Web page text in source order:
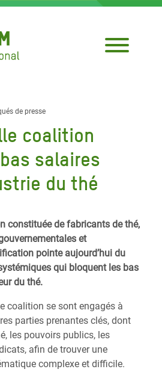
de presse
coalition
salaires
du thé
constituée de fabricants de thé,
et
pointe aujourd’hui du
qui bloquent les bas
du thé.
coalition se sont engagés à
parties prenantes clés, dont
les pouvoirs publics, les
afin de trouver une
complexe et difficile.